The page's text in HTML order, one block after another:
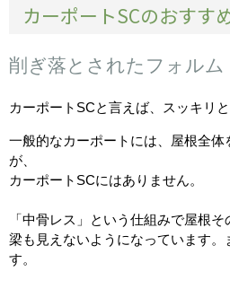
カーポートSCのおすす
削ぎ落とされたフォルム
カーポートSCと言えば、スッキリと
一般的なカーポートには、屋根全
が、
カーポートSCにはありません。
「中骨レス」という仕組みで屋根そ
梁も見えないようになっています。
す。